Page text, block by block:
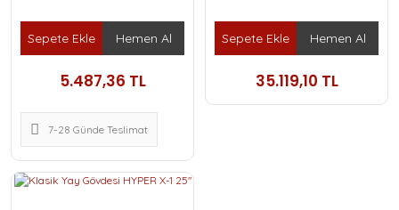
Sepete Ekle Hemen Al
5.487,36 TL
7-28 Günde Teslimat
Sepete Ekle Hemen Al
35.119,10 TL